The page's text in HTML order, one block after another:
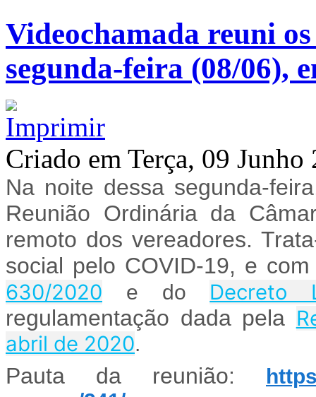
Videochamada reuni
segunda-feira (08/06),
Criado em Terça, 09 Junho
Na noite dessa segunda-
Reunião Ordinária da
remoto dos vereadores.
social pelo COVID-19, e
630/2020 e do Decreto
regulamentação dada pela
abril de 2020.
Pauta da reunião: